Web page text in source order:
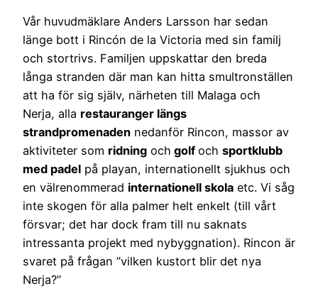
Vår huvudmäklare Anders Larsson har sedan
länge bott i Rincón de la Victoria med sin familj
och stortrivs. Familjen uppskattar den breda
långa stranden där man kan hitta smultronställen
att ha för sig själv, närheten till Malaga och
Nerja, alla restauranger längs
strandpromenaden nedanför Rincon, massor av
aktiviteter som ridning och golf och sportklubb
med padel på playan, internationellt sjukhus och
en välrenommerad internationell skola etc. Vi såg
inte skogen för alla palmer helt enkelt (till vårt
försvar; det har dock fram till nu saknats
intressanta projekt med nybyggnation). Rincon är
svaret på frågan ”vilken kustort blir det nya
Nerja?”